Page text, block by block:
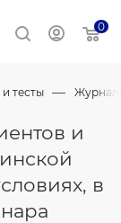
0
тесты —
и
в